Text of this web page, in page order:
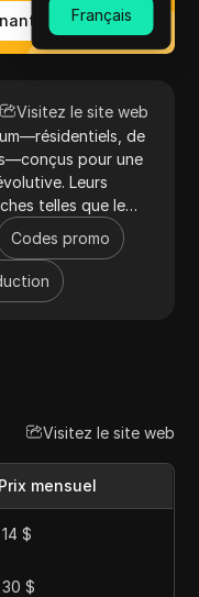
Français
Visitez le site web
de
pour une
Leurs
telles que le
sociaux, la
offrant un
des IPs
195 pays, un
les
à une
Codes promo
Visitez le site web
Prix mensuel
14 $
30 $